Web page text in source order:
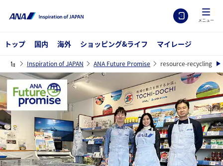
メニュー
トップ 国内 海外 ショッピング&ライフ マイレージ
Inspiration of JAPAN ANA Future Promise resource-recycling